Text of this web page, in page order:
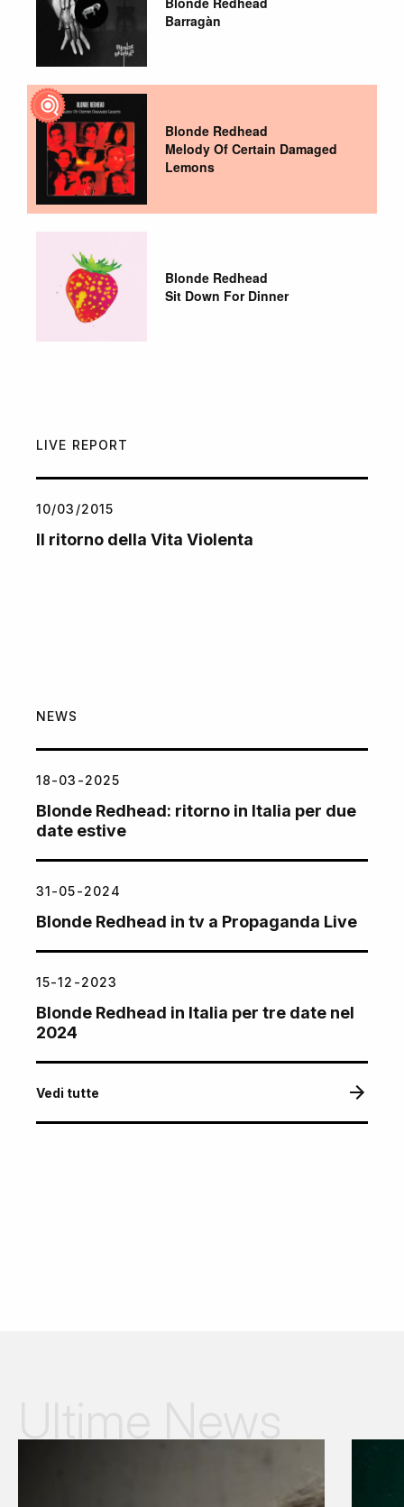
Barragàn
Blonde Redhead
Melody Of Certain Damaged
Lemons
Blonde Redhead
Sit Down For Dinner
LIVE REPORT
10/03/2015
Il ritorno della Vita Violenta
NEWS
18-03-2025
Blonde Redhead: ritorno in Italia per due
date estive
31-05-2024
Blonde Redhead in tv a Propaganda Live
15-12-2023
Blonde Redhead in Italia per tre date nel
2024
Vedi tutte